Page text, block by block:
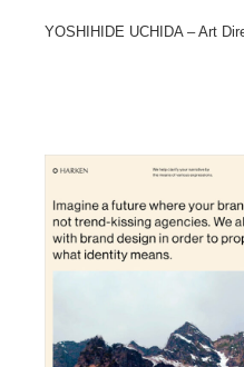
YOSHIHIDE UCHIDA – Art